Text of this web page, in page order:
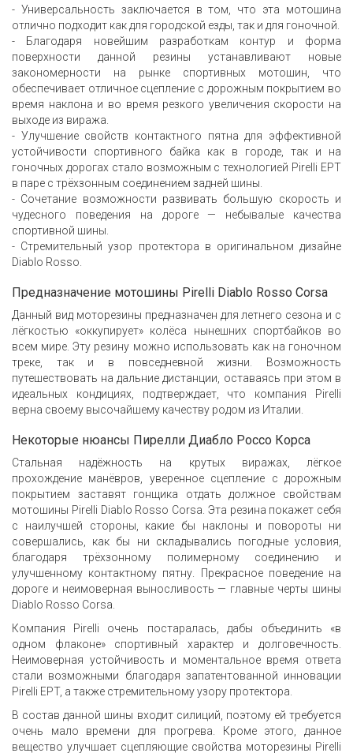
- Универсальность заключается в том, что эта мотошина
отлично подходит как для городской езды, так и для гоночной.
- Благодаря новейшим разработкам контур и форма
поверхности данной резины устанавливают новые
закономерности на рынке спортивных мотошин, что
обеспечивает отличное сцепление с дорожным покрытием во
время наклона и во время резкого увеличения скорости на
выходе из виража.
- Улучшение свойств контактного пятна для эффективной
устойчивости спортивного байка как в городе, так и на
гоночных дорогах стало возможным с технологией Pirelli EPT
в паре с трёхзонным соединением задней шины.
- Сочетание возможности развивать большую скорость и
чудесного поведения на дороге — небывалые качества
спортивной шины.
- Стремительный узор протектора в оригинальном дизайне
Diablo Rosso.
Предназначение мотошины Pirelli Diablo Rosso Corsa
Данный вид моторезины предназначен для летнего сезона и с
лёгкостью «оккупирует» колёса нынешних спортбайков во
всем мире. Эту резину можно использовать как на гоночном
треке, так и в повседневной жизни. Возможность
путешествовать на дальние дистанции, оставаясь при этом в
идеальных кондициях, подтверждает, что компания Pirelli
верна своему высочайшему качеству родом из Италии.
Некоторые нюансы Пирелли Диабло Россо Корса
Стальная надёжность на крутых виражах, лёгкое
прохождение манёвров, уверенное сцепление с дорожным
покрытием заставят гонщика отдать должное свойствам
мотошины Pirelli Diablo Rosso Corsa. Эта резина покажет себя
с наилучшей стороны, какие бы наклоны и повороты ни
совершались, как бы ни складывались погодные условия,
благодаря трёхзонному полимерному соединению и
улучшенному контактному пятну. Прекрасное поведение на
дороге и неимоверная выносливость — главные черты шины
Diablo Rosso Corsa.
Компания Pirelli очень постаралась, дабы объединить «в
одном флаконе» спортивный характер и долговечность.
Неимоверная устойчивость и моментальное время ответа
стали возможными благодаря запатентованной инновации
Pirelli EPT, а также стремительному узору протектора.
В состав данной шины входит силиций, поэтому ей требуется
очень мало времени для прогрева. Кроме этого, данное
вещество улучшает сцепляющие свойства моторезины Pirelli